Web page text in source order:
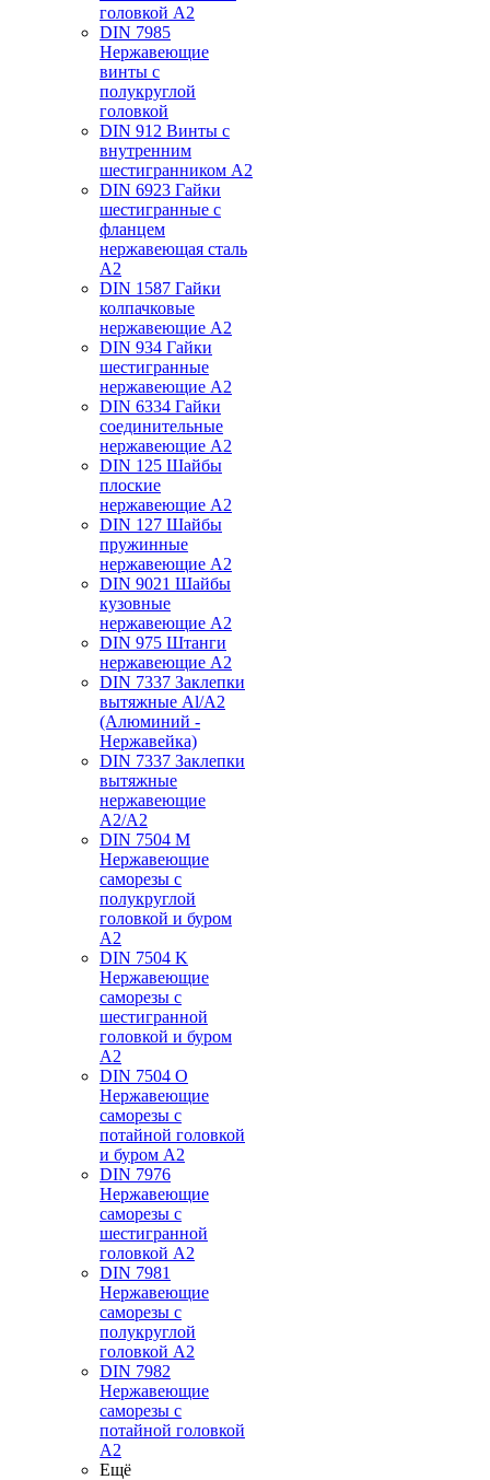
головкой А2
DIN 7985
Нержавеющие
винты с
полукруглой
головкой
DIN 912 Винты с
внутренним
шестигранником А2
DIN 6923 Гайки
шестигранные с
фланцем
нержавеющая сталь
А2
DIN 1587 Гайки
колпачковые
нержавеющие А2
DIN 934 Гайки
шестигранные
нержавеющие А2
DIN 6334 Гайки
соединительные
нержавеющие А2
DIN 125 Шайбы
плоские
нержавеющие А2
DIN 127 Шайбы
пружинные
нержавеющие А2
DIN 9021 Шайбы
кузовные
нержавеющие А2
DIN 975 Штанги
нержавеющие А2
DIN 7337 Заклепки
вытяжные Al/A2
(Алюминий -
Нержавейка)
DIN 7337 Заклепки
вытяжные
нержавеющие
A2/A2
DIN 7504 M
Нержавеющие
саморезы с
полукруглой
головкой и буром
А2
DIN 7504 K
Нержавеющие
саморезы с
шестигранной
головкой и буром
А2
DIN 7504 O
Нержавеющие
саморезы с
потайной головкой
и буром А2
DIN 7976
Нержавеющие
саморезы с
шестигранной
головкой А2
DIN 7981
Нержавеющие
саморезы с
полукруглой
головкой А2
DIN 7982
Нержавеющие
саморезы с
потайной головкой
А2
Ещё